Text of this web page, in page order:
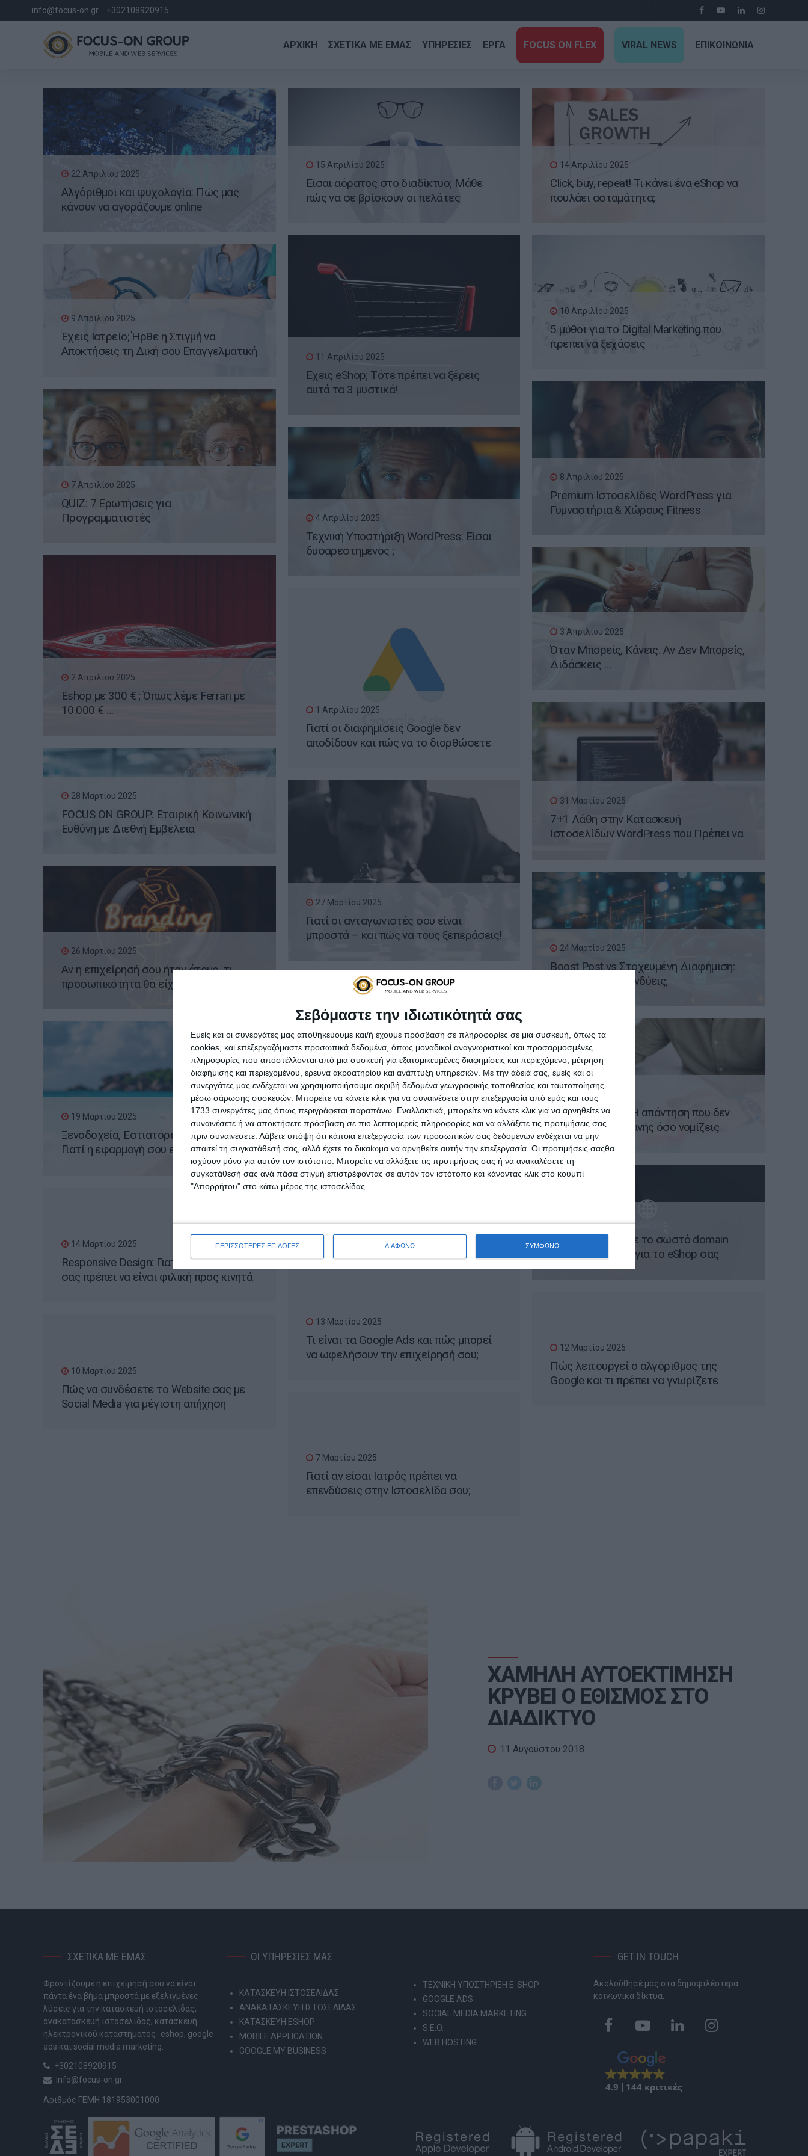
Σεβόμαστε την ιδιωτικότητά σας
Εμείς και οι συνεργάτες μας αποθηκεύουμε και/ή έχουμε πρόσβαση σε πληροφορίες σε μια συσκευή, όπως τα
cookies, και επεξεργαζόμαστε προσωπικά δεδομένα, όπως μοναδικοί αναγνωριστικοί και προσαρμοσμένες
πληροφορίες που αποστέλλονται από μια συσκευή για εξατομικευμένες διαφημίσεις και περιεχόμενο, μέτρηση
διαφήμισης και περιεχομένου, έρευνα ακροατηρίου και ανάπτυξη υπηρεσιών. Με την άδειά σας, εμείς και οι
συνεργάτες μας ενδέχεται να χρησιμοποιήσουμε ακριβή δεδομένα γεωγραφικής τοποθεσίας και ταυτοποίησης
μέσω σάρωσης συσκευών. Μπορείτε να κάνετε κλικ για να συναινέσετε στην επεξεργασία από εμάς και τους
1733 συνεργάτες μας όπως περιγράφεται παραπάνω. Εναλλακτικά, μπορείτε να κάνετε κλικ για να αρνηθείτε να
συναινέσετε ή να αποκτήσετε πρόσβαση σε πιο λεπτομερείς πληροφορίες και να αλλάξετε τις προτιμήσεις σας
πριν συναινέσετε. Λάβετε υπόψη ότι κάποια επεξεργασία των προσωπικών σας δεδομένων ενδέχεται να μην
απαιτεί τη συγκατάθεσή σας, αλλά έχετε το δικαίωμα να αρνηθείτε αυτήν την επεξεργασία. Οι προτιμήσεις σαςθα
ισχύουν μόνο για αυτόν τον ιστότοπο. Μπορείτε να αλλάξετε τις προτιμήσεις σας ή να ανακαλέσετε τη
συγκατάθεσή σας ανά πάσα στιγμή επιστρέφοντας σε αυτόν τον ιστότοπο και κάνοντας κλικ στο κουμπί
"Απορρήτου" στο κάτω μέρος της ιστοσελίδας.
ΠΕΡΙΣΣΟΤΕΡΕΣ ΕΠΙΛΟΓΕΣ ΔΙΑΦΩΝΩ ΣΥΜΦΩΝΩ
info@focus-on.gr +302108920915
ΑΡΧΙΚΗ ΣΧΕΤΙΚΑ ΜΕ ΕΜΑΣ ΥΠΗΡΕΣΙΕΣ ΕΡΓΑ FOCUS ON FLEX VIRAL NEWS ΕΠΙΚΟΙΝΩΝΙΑ
22 Απριλίου 2025
Αλγόριθμοι και ψυχολογία: Πώς μας
κάνουν να αγοράζουμε online
15 Απριλίου 2025
Είσαι αόρατος στο διαδίκτυο; Μάθε
πώς να σε βρίσκουν οι πελάτες
14 Απριλίου 2025
Click, buy, repeat! Τι κάνει ένα eShop να
πουλάει ασταμάτητα;
11 Απριλίου 2025
Έχεις eShop; Τότε πρέπει να ξέρεις
αυτά τα 3 μυστικά!
10 Απριλίου 2025
5 μύθοι για το Digital Marketing που
πρέπει να ξεχάσεις
9 Απριλίου 2025
Έχεις Ιατρείο; Ήρθε η Στιγμή να
Αποκτήσεις τη Δική σου Επαγγελματική
8 Απριλίου 2025
Premium Ιστοσελίδες WordPress για
Γυμναστήρια & Χώρους Fitness
7 Απριλίου 2025
QUIZ: 7 Ερωτήσεις για
Προγραμματιστές
4 Απριλίου 2025
Τεχνική Υποστήριξη WordPress: Είσαι
δυσαρεστημένος ;
3 Απριλίου 2025
Όταν Μπορείς, Κάνεις. Αν Δεν Μπορείς,
Διδάσκεις …
2 Απριλίου 2025
Eshop με 300 € ; Όπως λέμε Ferrari με
10.000 € …
1 Απριλίου 2025
Γιατί οι διαφημίσεις Google δεν
αποδίδουν και πώς να το διορθώσετε
31 Μαρτίου 2025
7+1 Λάθη στην Κατασκευή
Ιστοσελίδων WordPress που Πρέπει να
28 Μαρτίου 2025
FOCUS ON GROUP: Εταιρική Κοινωνική
Ευθύνη με Διεθνή Εμβέλεια
27 Μαρτίου 2025
Γιατί οι ανταγωνιστές σου είναι
μπροστά – και πώς να τους ξεπεράσεις!
26 Μαρτίου 2025
Αν η επιχείρησή σου ήταν άτομο, τι
προσωπικότητα θα είχε;
24 Μαρτίου 2025
Boost Post vs Στοχευμένη Διαφήμιση:
Πληρώνεις ή Επενδύεις;
20 Μαρτίου 2025
Viral Marketing: Πώς μπορεί ένα post να
γίνει viral στο internet;
20 Μαρτίου 2025
App Vs Website; Η απάντηση που δεν
είναι τόσο προφανής όσο νομίζεις
19 Μαρτίου 2025
Ξενοδοχεία, Εστιατόρια, Καταλύματα:
Γιατί η εφαρμογή σου είναι πιο
ιστοσελίδα;
17 Μαρτίου 2025
Πώς να επιλέξετε το σωστό domain
name και hosting για το eShop σας
14 Μαρτίου 2025
Responsive Design: Γιατί η ιστοσελίδα
σας πρέπει να είναι φιλική προς κινητά
13 Μαρτίου 2025
Τι είναι τα Google Ads και πώς μπορεί
να ωφελήσουν την επιχείρησή σου;
12 Μαρτίου 2025
Πώς λειτουργεί ο αλγόριθμος της
Google και τι πρέπει να γνωρίζετε
10 Μαρτίου 2025
Πώς να συνδέσετε το Website σας με
Social Media για μέγιστη απήχηση
7 Μαρτίου 2025
Γιατί αν είσαι Ιατρός πρέπει να
επενδύσεις στην Ιστοσελίδα σου;
ΧΑΜΗΛΗ ΑΥΤΟΕΚΤΙΜΗΣΗ
ΚΡΥΒΕΙ Ο ΕΘΙΣΜΟΣ ΣΤΟ
ΔΙΑΔΙΚΤΥΟ
11 Αυγούστου 2018
ΣΧΕΤΙΚΑ ΜΕ ΕΜΑΣ
Φροντίζουμε η επιχείρησή σου να είναι
πάντα ένα βήμα μπροστά με εξελιγμένες
λύσεις για την κατασκευή ιστοσελίδας,
ανακατασκευή ιστοσελίδας, κατασκευή
ηλεκτρονικού καταστήματος- eshop, google
ads και social media marketing.
+302108920915
info@focus-on.gr
Αριθμός ΓΕΜΗ 181953001000
ΟΙ ΥΠΗΡΕΣΙΕΣ ΜΑΣ
ΚΑΤΑΣΚΕΥΗ ΙΣΤΟΣΕΛΙΔΑΣ
ΑΝΑΚΑΤΑΣΚΕΥΗ ΙΣΤΟΣΕΛΙΔΑΣ
ΚΑΤΑΣΚΕΥΗ ESHOP
MOBILE APPLICATION
GOOGLE MY BUSINESS
ΤΕΧΝΙΚΗ ΥΠΟΣΤΗΡΙΞΗ E-SHOP
GOOGLE ADS
SOCIAL MEDIA MARKETING
S.E.O.
WEB HOSTING
GET IN TOUCH
Ακολούθησέ μας στα δημοφιλέστερα
κοινωνικά δίκτυα.
4.9 144 κριτικές